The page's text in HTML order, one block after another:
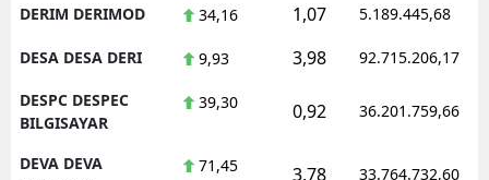
DERIM DERIMOD 34,16 1,07 5.189.445,68
DESA DESA DERI 9,93 3,98 92.715.206,17
DESPC DESPEC
BILGISAYAR
39,30 0,92 36.201.759,66
DEVA DEVA
71,45 3,78 33.764.732,60